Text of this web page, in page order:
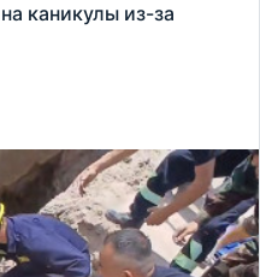
каникулы из-за